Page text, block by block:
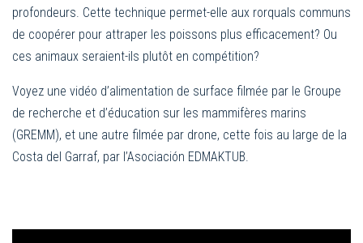
profondeurs. Cette technique permet-elle aux rorquals communs
de coopérer pour attraper les poissons plus efficacement? Ou
ces animaux seraient-ils plutôt en compétition?
Voyez une vidéo d’alimentation de surface filmée par le Groupe
de recherche et d’éducation sur les mammifères marins
(GREMM), et une autre filmée par drone, cette fois au large de la
Costa del Garraf, par l’Asociación EDMAKTUB.